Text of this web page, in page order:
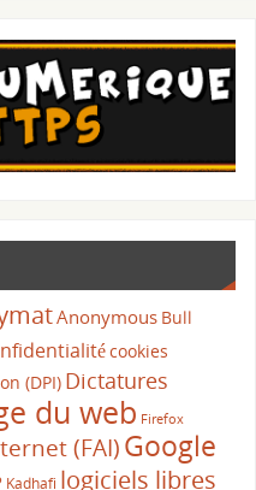
Anonymous Bull
cookies
(DPI) Dictatures
du web Firefox
(FAI)Google
Kadhafi logiciels libres